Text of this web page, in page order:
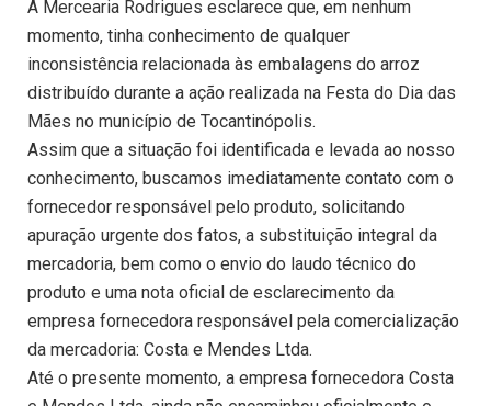
A Mercearia Rodrigues esclarece que, em nenhum
momento, tinha conhecimento de qualquer
inconsistência relacionada às embalagens do arroz
distribuído durante a ação realizada na Festa do Dia das
Mães no município de Tocantinópolis.
Assim que a situação foi identificada e levada ao nosso
conhecimento, buscamos imediatamente contato com o
fornecedor responsável pelo produto, solicitando
apuração urgente dos fatos, a substituição integral da
mercadoria, bem como o envio do laudo técnico do
produto e uma nota oficial de esclarecimento da
empresa fornecedora responsável pela comercialização
da mercadoria: Costa e Mendes Ltda.
Até o presente momento, a empresa fornecedora Costa